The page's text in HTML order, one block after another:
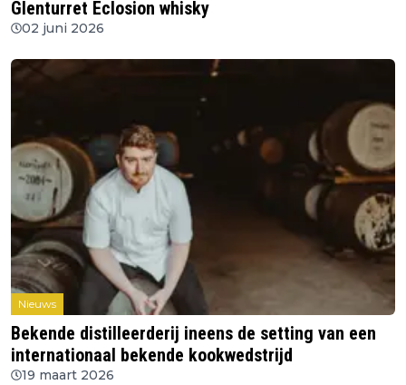
Glenturret Eclosion whisky
02 juni 2026
Nieuws
Bekende distilleerderij ineens de setting van een
internationaal bekende kookwedstrijd
19 maart 2026